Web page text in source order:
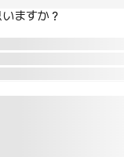
ますか？